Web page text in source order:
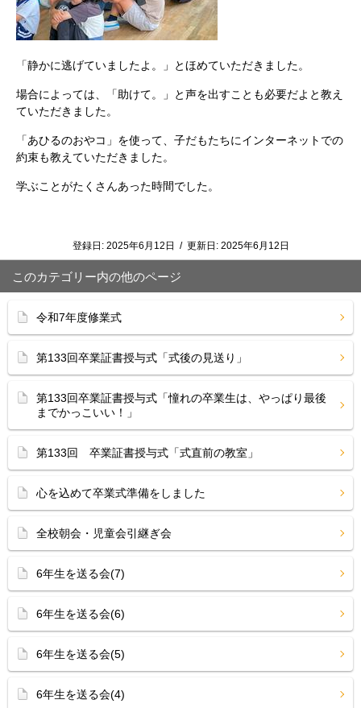
「静かに逃げていましたよ。」とほめていただきました。
場合によっては、「助けて。」と声を出すことも必要だよと教え
ていただきました。
「あひるのおやコ」を使って、子だもたちにインターネットでの
約束も教えていただきました。
学ぶことがたくさんあった時間でした。
登録日: 2025年6月12日 / 更新日: 2025年6月12日
このカテゴリー内の他のページ
令和7年度修業式
第133回卒業証書授与式「式後の見送り」
第133回卒業証書授与式「憧れの卒業生は、やっぱり最後
までかっこいい！」
第133回 卒業証書授与式「式直前の教室」
心を込めて卒業式準備をしました
全校朝会・児童会引継ぎ会
6年生を送る会(7)
6年生を送る会(6)
6年生を送る会(5)
6年生を送る会(4)